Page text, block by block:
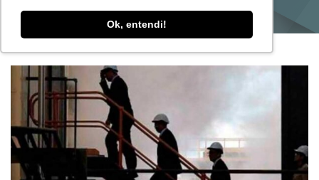
Ok, entendi!